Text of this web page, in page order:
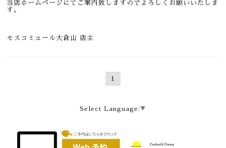
当店ホームページにてご案内致しますのでよろしくお願いいたしま
す。
モスコミュール大倉山 店主
1
Select Language ▼